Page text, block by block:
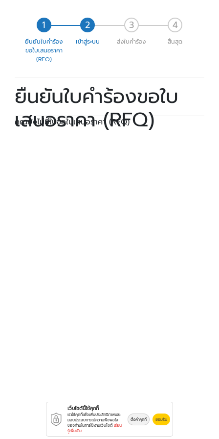
ยืนยันใบคำร้อง
ขอใบเสนอราคา
(RFQ)
เข้าสู่ระบบ ส่งใบคำร้อง สิ้นสุด
ยืนยันใบคำร้องขอใบ
เสนอราคา (RFQ)
คุณยังไม่มีใบขอใบเสนอราคา (RFQ)
เว็บไซต์นี้ใช้คุกกี้
เราใช้คุกกี้เพื่อเพิ่มประสิทธิภาพและ
มอบประสบการณ์ความพึงพอใจ
ของท่านในการใช้งานเว็บไซต์ เรียน
รู้เพิ่มเติม
ตั้งค่าคุกกี้ ยอมรับ